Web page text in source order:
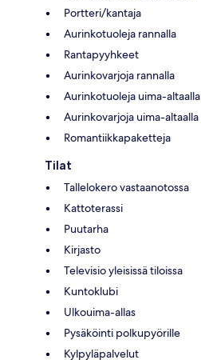
Portteri/kantaja
Aurinkotuoleja rannalla
Rantapyyhkeet
Aurinkovarjoja rannalla
Aurinkotuoleja uima-altaalla
Aurinkovarjoja uima-altaalla
Romantiikkapaketteja
Tilat
Tallelokero vastaanotossa
Kattoterassi
Puutarha
Kirjasto
Televisio yleisissä tiloissa
Kuntoklubi
Ulkouima-allas
Pysäköinti polkupyörille
Kylpyläpalvelut